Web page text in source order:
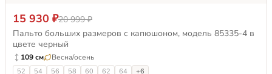
15 930 ₽20 999 ₽
Пальто больших размеров с капюшоном, модель 85335-4 в
цвете черный
109 см Весна/осень
52 54 56 58 60 62 64 +6